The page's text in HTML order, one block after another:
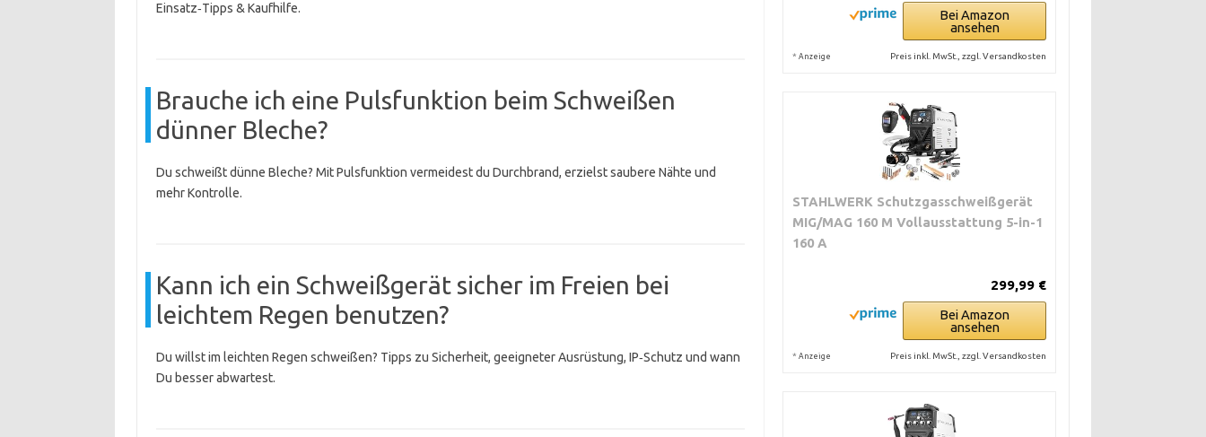
Einsatz‑Tipps & Kaufhilfe.
Brauche ich eine Pulsfunktion beim Schweißen
dünner Bleche?
Du schweißt dünne Bleche? Mit Pulsfunktion vermeidest du Durchbrand, erzielst saubere Nähte und
mehr Kontrolle.
Kann ich ein Schweißgerät sicher im Freien bei
leichtem Regen benutzen?
Du willst im leichten Regen schweißen? Tipps zu Sicherheit, geeigneter Ausrüstung, IP‑Schutz und wann
Du besser abwartest.
Bei Amazon
ansehen
* Anzeige Preis inkl. MwSt., zzgl. Versandkosten
STAHLWERK Schutzgasschweißgerät
MIG/MAG 160 M Vollausstattung 5-in-1
160 A
299,99 €
Bei Amazon
ansehen
* Anzeige Preis inkl. MwSt., zzgl. Versandkosten